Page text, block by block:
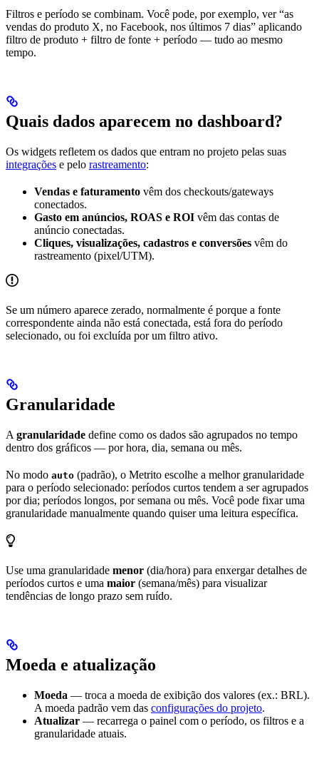
Filtros e período se combinam. Você pode, por exemplo, ver “as
vendas do produto X, no Facebook, nos últimos 7 dias” aplicando
filtro de produto + filtro de fonte + período — tudo ao mesmo
tempo.
Quais dados aparecem no dashboard?
Os widgets refletem os dados que entram no projeto pelas suas
integrações e pelo rastreamento:
Vendas e faturamento vêm dos checkouts/gateways
conectados.
Gasto em anúncios, ROAS e ROI vêm das contas de
anúncio conectadas.
Cliques, visualizações, cadastros e conversões vêm do
rastreamento (pixel/UTM).
Se um número aparece zerado, normalmente é porque a fonte
correspondente ainda não está conectada, está fora do período
selecionado, ou foi excluída por um filtro ativo.
Granularidade
A granularidade define como os dados são agrupados no tempo
dentro dos gráficos — por hora, dia, semana ou mês.
No modo auto (padrão), o Metrito escolhe a melhor granularidade
para o período selecionado: períodos curtos tendem a ser agrupados
por dia; períodos longos, por semana ou mês. Você pode fixar uma
granularidade manualmente quando quiser uma leitura específica.
Use uma granularidade menor (dia/hora) para enxergar detalhes de
períodos curtos e uma maior (semana/mês) para visualizar
tendências de longo prazo sem ruído.
Moeda e atualização
Moeda — troca a moeda de exibição dos valores (ex.: BRL).
A moeda padrão vem das configurações do projeto.
Atualizar — recarrega o painel com o período, os filtros e a
granularidade atuais.